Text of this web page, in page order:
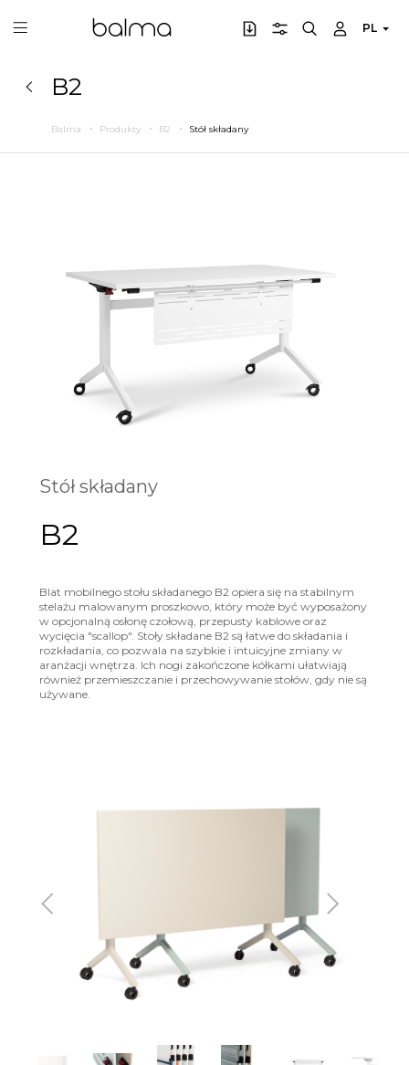
PL
B2
Balma Produkty B2 Stół składany
Stół składany
B2
Blat mobilnego stołu składanego B2 opiera się na stabilnym
stelażu malowanym proszkowo, który może być wyposażony
w opcjonalną osłonę czołową, przepusty kablowe oraz
wycięcia "scallop". Stoły składane B2 są łatwe do składania i
rozkładania, co pozwala na szybkie i intuicyjne zmiany w
aranżacji wnętrza. Ich nogi zakończone kółkami ułatwiają
również przemieszczanie i przechowywanie stołów, gdy nie są
używane.
Poprzedni Następny